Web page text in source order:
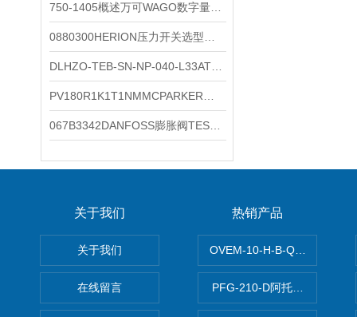
关于我们
关于我们
在线留言
热销产品
OVEM-10-H-B-QO-CE-N-2P
PFG-210-D阿托斯ATOS电